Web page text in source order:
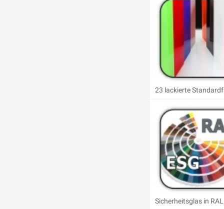
23 lackierte
Sicherheitsglas in RAL